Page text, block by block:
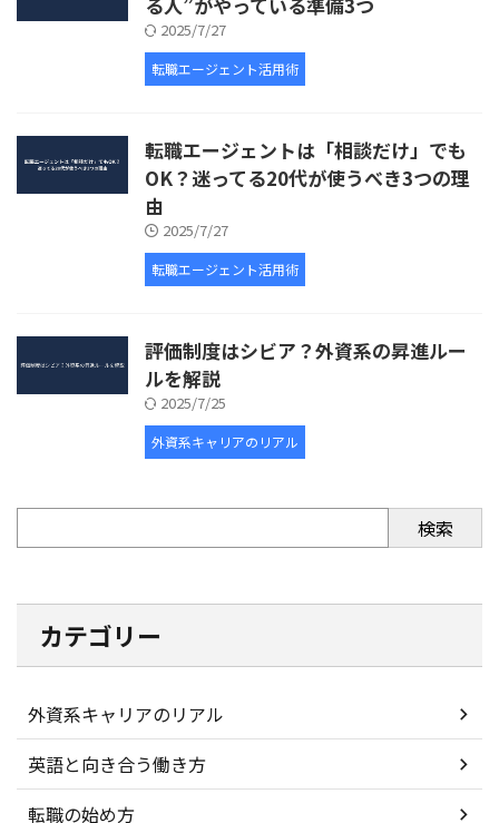
2025/7/27
転職エージェント活用術
転職エージェントは「相談だけ」でも
OK？迷ってる20代が使うべき3つの理
由
2025/7/27
転職エージェント活用術
評価制度はシビア？外資系の昇進ルー
ルを解説
2025/7/25
外資系キャリアのリアル
検索
カテゴリー
外資系キャリアのリアル
英語と向き合う働き方
転職の始め方